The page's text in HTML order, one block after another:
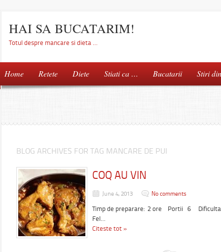
HAI SA BUCATARIM!
Totul despre mancare si dieta …
Home Retete Diete Stiati ca … Bucatarii Stiri
BLOG ARCHIVES FOR TAG MANCARE DE PUI
COQ AU VIN
June 4, 2013 No comments
Timp de preparare: 2 ore Portii 6
Fel…
Citeste tot »